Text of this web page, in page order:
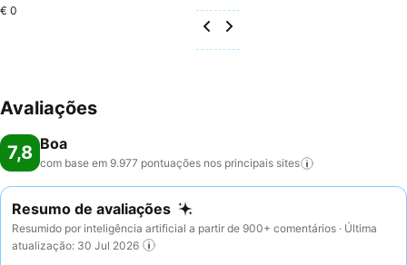
€ 0
Avaliações
7,8 Boa
com base em 9.977 pontuações nos principais sites
Resumo de avaliações
Resumido por inteligência artificial a partir de 900+ comentários · Última
atualização: 30 Jul 2026